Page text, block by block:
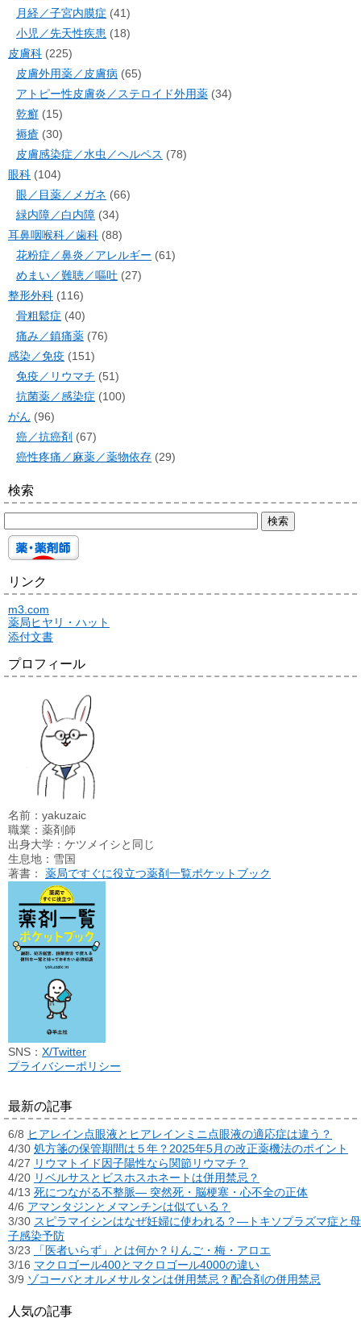
月経／子宮内膜症 (41)
小児／先天性疾患 (18)
皮膚科 (225)
皮膚外用薬／皮膚病 (65)
アトピー性皮膚炎／ステロイド外用薬 (34)
乾癬 (15)
褥瘡 (30)
皮膚感染症／水虫／ヘルペス (78)
眼科 (104)
眼／目薬／メガネ (66)
緑内障／白内障 (34)
耳鼻咽喉科／歯科 (88)
花粉症／鼻炎／アレルギー (61)
めまい／難聴／嘔吐 (27)
整形外科 (116)
骨粗鬆症 (40)
痛み／鎮痛薬 (76)
感染／免疫 (151)
免疫／リウマチ (51)
抗菌薬／感染症 (100)
がん (96)
癌／抗癌剤 (67)
癌性疼痛／麻薬／薬物依存 (29)
検索
リンク
m3.com
薬局ヒヤリ・ハット
添付文書
プロフィール
名前：yakuzaic
職業：薬剤師
出身大学：ケツメイシと同じ
生息地：雪国
著書： 薬局ですぐに役立つ薬剤一覧ポケットブック
SNS： X/Twitter
プライバシーポリシー
最新の記事
6/8 ヒアレイン点眼液とヒアレインミニ点眼液の適応症は違う？
4/30 処方箋の保管期間は５年？2025年5月の改正薬機法のポイント
4/27 リウマトイド因子陽性なら関節リウマチ？
4/20 リベルサスとビスホスホネートは併用禁忌？
4/13 死につながる不整脈― 突然死・脳梗塞・心不全の正体
4/6 アマンタジンとメマンチンは似ている？
3/30 スピラマイシンはなぜ妊婦に使われる？―トキソプラズマ症と母
子感染予防
3/23
「医者いらず」とは何か？りんご・梅・アロエ
3/16 マクロゴール400とマクロゴール4000の違い
3/9 ゾコーバとオルメサルタンは併用禁忌？配合剤の併用禁忌
人気の記事